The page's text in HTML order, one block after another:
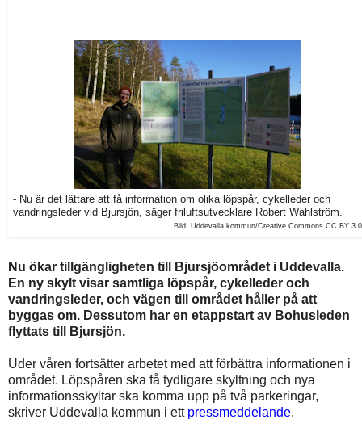
- Nu är det lättare att få information om olika löpspår, cykelleder och
vandringsleder vid Bjursjön, säger friluftsutvecklare Robert Wahlström.
Bild: Uddevalla kommun/Creative Commons CC BY 3.0
Nu ökar tillgängligheten till Bjursjöområdet i Uddevalla.
En ny skylt visar samtliga löpspår, cykelleder och
vandringsleder, och vägen till området håller på att
byggas om. Dessutom har en etappstart av Bohusleden
flyttats till Bjursjön.
Uder våren fortsätter arbetet med att förbättra informationen i
området. Löpspåren ska få tydligare skyltning och nya
informationsskyltar ska komma upp på två parkeringar,
skriver Uddevalla kommun i ett pressmeddelande.